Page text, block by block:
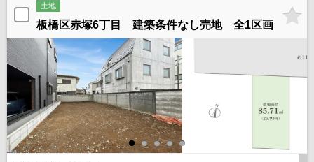
土地
板橋区赤塚6丁目 建築条件なし売地 全1区画